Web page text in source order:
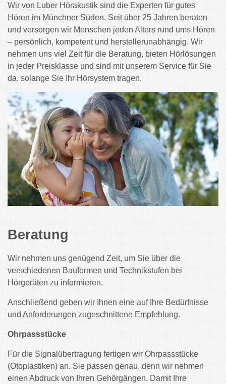
Wir von Luber Hörakustik sind die Experten für gutes
Hören im Münchner Süden. Seit über 25 Jahren beraten
und versorgen wir Menschen jeden Alters rund ums Hören
– persönlich, kompetent und herstellerunabhängig. Wir
nehmen uns viel Zeit für die Beratung, bieten Hörlösungen
in jeder Preisklasse und sind mit unserem Service für Sie
da, solange Sie Ihr Hörsystem tragen.
Beratung
Wir nehmen uns genügend Zeit, um Sie über die
verschiedenen Bauformen und Technikstufen bei
Hörgeräten zu informieren.
Anschließend geben wir Ihnen eine auf Ihre Bedürfnisse
und Anforderungen zugeschnittene Empfehlung.
Ohrpassstücke
Für die Signalübertragung fertigen wir Ohrpassstücke
(Otoplastiken) an. Sie passen genau, denn wir nehmen
einen Abdruck von Ihren Gehörgängen. Damit Ihre